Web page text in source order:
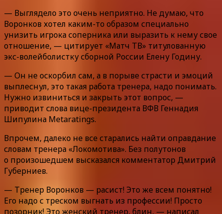
— Выглядело это очень неприятно. Не думаю, что
Воронков хотел каким-то образом специально
унизить игрока соперника или выразить к нему свое
отношение, — цитирует «Матч ТВ» титулованную
экс-волейболистку сборной России Елену Годину.
— Он не оскорбил сам, а в порыве страсти и эмоций
выплеснул, это такая работа тренера, надо понимать.
Нужно извиниться и закрыть этот вопрос, —
приводит слова вице-президента ВФВ Геннадия
Шипулина Metaratings.
Впрочем, далеко не все старались найти оправдание
словам тренера «Локомотива». Без полутонов
о произошедшем высказался комментатор Дмитрий
Губерниев.
— Тренер Воронков — расист! Это же всем понятно!
Его надо с треском выгнать из профессии! Просто
позорник! Это женский тренер, блин, — написал